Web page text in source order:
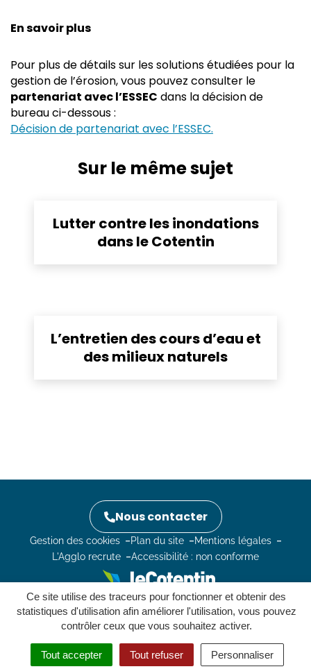
Ce site utilise des traceurs pour fonctionner et obtenir des
statistiques d'utilisation afin améliorer l'utilisation, vous pouvez
contrôler ceux que vous souhaitez activer.
Tout accepter Tout refuser Personnaliser
RECHERCHER
En savoir plus
Pour plus de détails sur les solutions étudiées pour la
gestion de l’érosion, vous pouvez consulter le
partenariat avec l’ESSEC dans la décision de
bureau ci-dessous :
Décision de partenariat avec l’ESSEC.
Sur le même sujet
Lutter contre les inondations
dans le Cotentin
L’entretien des cours d’eau et
des milieux naturels
Nous contacter
Gestion des cookies Plan du site
Mentions légales
L'Agglo recrute
Accessibilité : non conforme